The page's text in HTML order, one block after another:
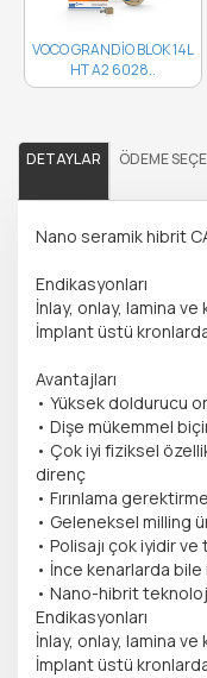
VOCO GRANDİO BLOK 14L
HT A2 6028..
DETAYLAR ÖDEME
Nano seramik hibrit
Endikasyonları
İnlay, onlay, lamina ve
İmplant üstü
Avantajları
• Yüksek doldurucu
• Dişe mükemmel
• Çok iyi fiziksel
direnç
• Fırınlama
• Geleneksel milling
• Polisajı çok iyidir ve
• İnce kenarlarda
• Nano-hibrit
Endikasyonları
İnlay, onlay, lamina ve
İmplant üstü